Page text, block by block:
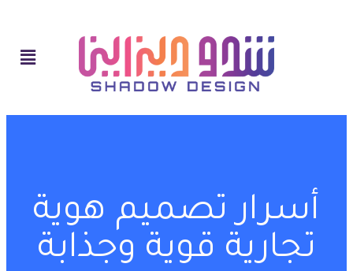
أسرار تصميم هوية
تجارية قوية وجذابة